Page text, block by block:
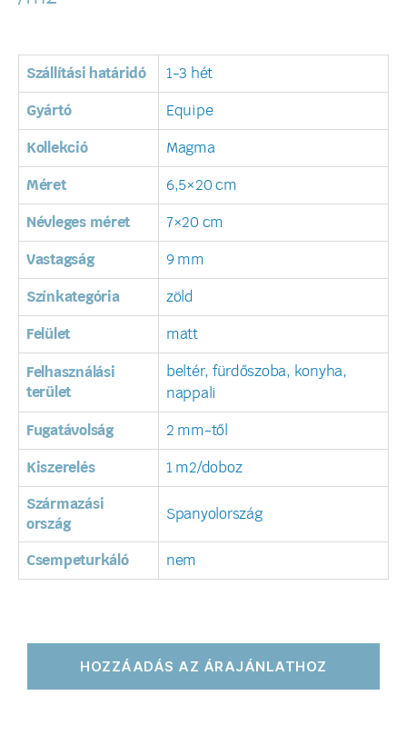
Szállítási határidó 1-3 hét
Gyártó Equipe
Kollekció Magma
Méret 6,5×20 cm
Névleges méret 7×20 cm
Vastagság 9 mm
Színkategória zöld
Felület matt
Felhasználási
terület
beltér, fürdőszoba, konyha,
nappali
Fugatávolság 2 mm-től
Kiszerelés 1 m2/doboz
Származási
ország
Spanyolország
Csempeturkáló nem
HOZZÁADÁS AZ ÁRAJÁNLATHOZ